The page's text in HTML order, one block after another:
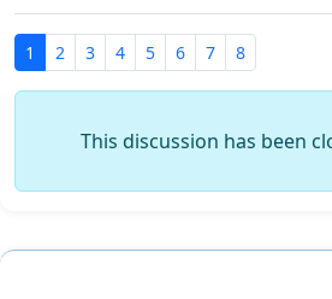
1 2 3 4 5 6 7 8
This discussion has been